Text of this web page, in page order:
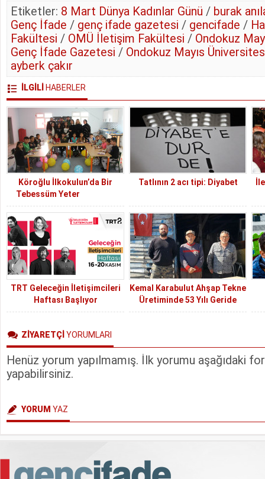
Etiketler: 8 Mart Dünya Kadınlar Günü / burak
Genç İfade / genç ifade gazetesi / gencifade /
Fakültesi / OMÜ İletişim Fakültesi / Ondokuz
Genç İfade Gazetesi / Ondokuz Mayıs
ayberk çakır
İLGİLİ HABERLER
Köroğlu İlkokulun’da Bir
Tebessüm Yeter
Tatlının 2 acı tipi: Diyabet
TRT Geleceğin İletişimcileri
Haftası Başlıyor
Kemal Karabulut Ahşap Tekne
Üretiminde 53 Yılı Geride
Bıraktı
ZİYARETÇİ YORUMLARI
Henüz yorum yapılmamış. İlk yorumu aşağıdaki
yapabilirsiniz.
YORUM YAZ